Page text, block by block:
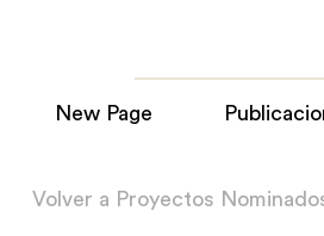
New Page
Volver a Proyectos